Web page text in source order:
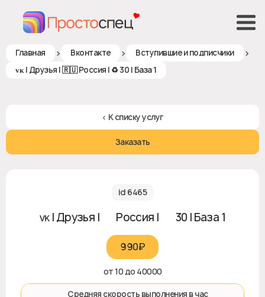
Главная > Вконтакте > Вступившие и подписчики >
ᴠᴋ | Друзья | 🇷🇺 Россия | ♻ 30 | База 1
< К списку услуг
Заказать
id 6465
ᴠᴋ | Друзья | 🇷🇺 Россия | ♻ 30 | База 1
990₽‎
от 10 до 40000
🚀 Средняя скорость выполнения в час